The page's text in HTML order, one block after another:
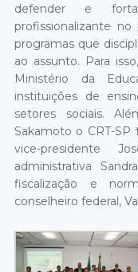
defender e
profissionalizante
programas que
ao assunto. Para
Ministério da
instituições de
setores sociais.
Sakamoto o CRT-
vice-presidente
administrativa
fiscalização e
conselheiro federal,